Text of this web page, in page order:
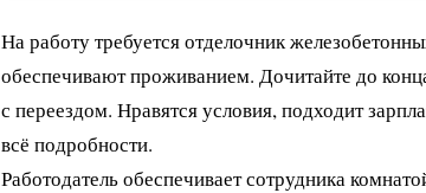
На работу требуется отделочник
обеспечивают проживанием. Дочитайте до
с переездом. Нравятся условия, подходит
всё подробности.
Работодатель обеспечивает сотрудника